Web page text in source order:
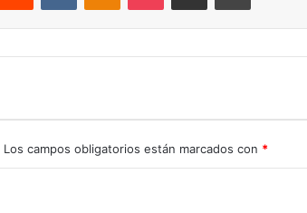
Los campos obligatorios están marcados con *